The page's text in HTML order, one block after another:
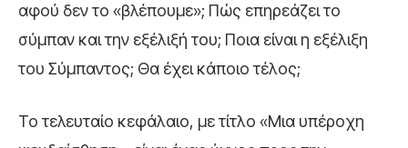
αφού δεν το «βλέπουμε»; Πώς επηρεάζει το
σύμπαν και την εξέλιξή του; Ποια είναι η εξέλιξη
του Σύμπαντος; Θα έχει κάποιο τέλος;
Το τελευταίο κεφάλαιο, με τίτλο «Μια υπέροχη